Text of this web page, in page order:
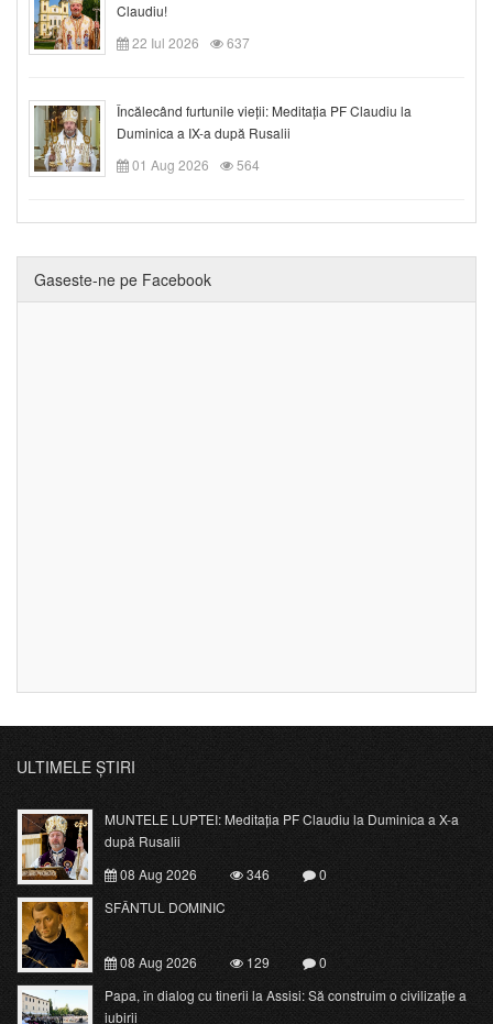
Claudiu!
22 Iul 2026
637
Încălecând furtunile vieții: Meditația PF Claudiu la
Duminica a IX-a după Rusalii
01 Aug 2026
564
Gaseste-ne pe Facebook
ULTIMELE ȘTIRI
MUNTELE LUPTEI: Meditația PF Claudiu la Duminica a X-a
după Rusalii
08 Aug 2026
346
0
SFÂNTUL DOMINIC
08 Aug 2026 129
0
Papa, în dialog cu tinerii la Assisi: Să construim o civilizație a
iubirii